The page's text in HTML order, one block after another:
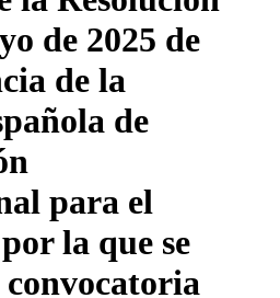
de 2025 de
de la
de
para el
la que se